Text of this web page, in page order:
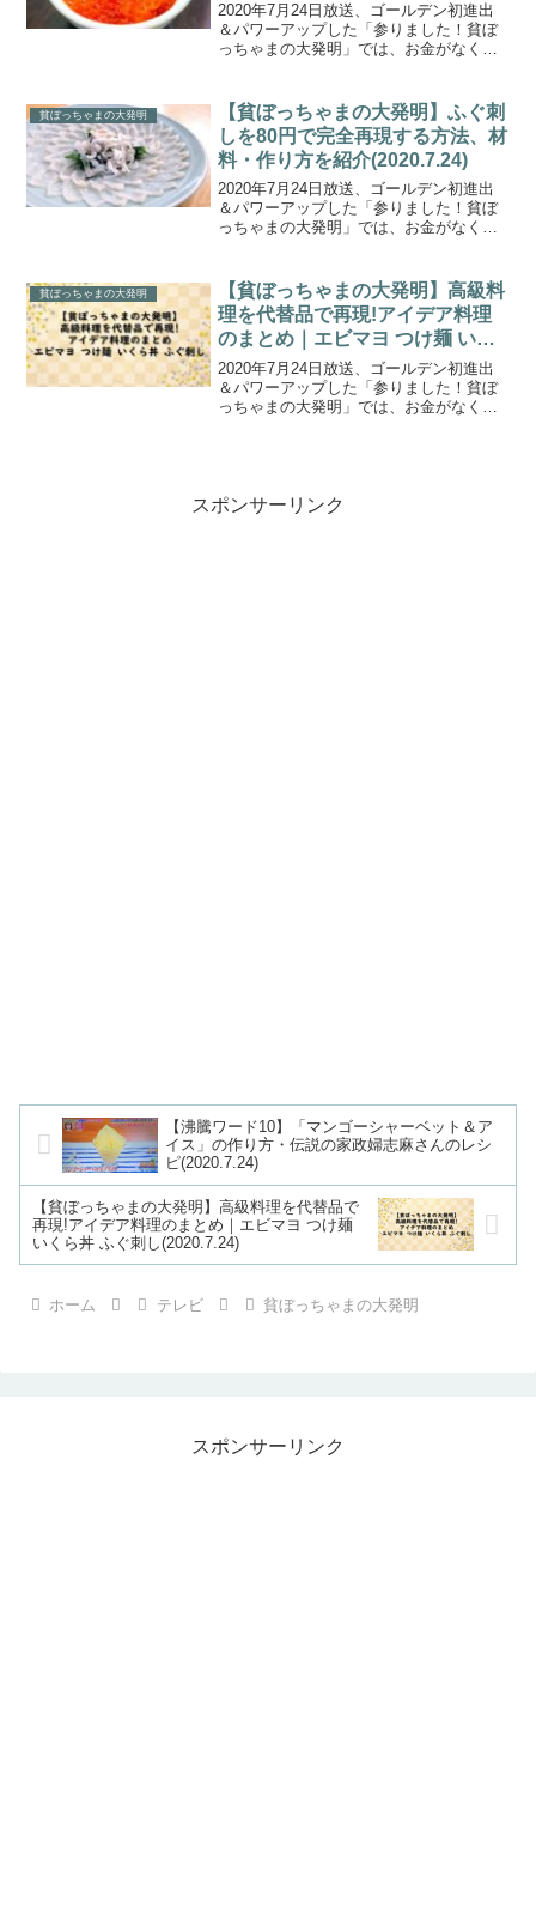
2020年7月24日放送、ゴールデン初進出
＆パワーアップした「参りました！貧ぼ
っちゃまの大発明」では、お金がなくて
大発明を紹介。 １０円で高級エビマヨ １
９円濃...
貧ぼっちゃまの大発明
【貧ぼっちゃまの大発明】ふぐ刺
しを80円で完全再現する方法、材
料・作り方を紹介(2020.7.24)
2020年7月24日放送、ゴールデン初進出
＆パワーアップした「参りました！貧ぼ
っちゃまの大発明」では、お金がなくて
大発明を紹介。 １０円で高級エビマヨ １
９円濃...
貧ぼっちゃまの大発明
【貧ぼっちゃまの大発明】高級料
理を代替品で再現!アイデア料理
のまとめ｜エビマヨ つけ麺 いく
ら丼 ふぐ刺し(2020.7.24)
2020年7月24日放送、ゴールデン初進出
＆パワーアップした「参りました！貧ぼ
っちゃまの大発明」では、お金がなくて
スポンサーリンク
【沸騰ワード10】「マンゴーシャーベット＆ア
イス」の作り方・伝説の家政婦志麻さんのレシ
ピ(2020.7.24)
【貧ぼっちゃまの大発明】高級料理を代替品で
再現!アイデア料理のまとめ｜エビマヨ つけ麺
いくら丼 ふぐ刺し(2020.7.24)
ホーム テレビ 貧ぼっちゃまの大発明
スポンサーリンク